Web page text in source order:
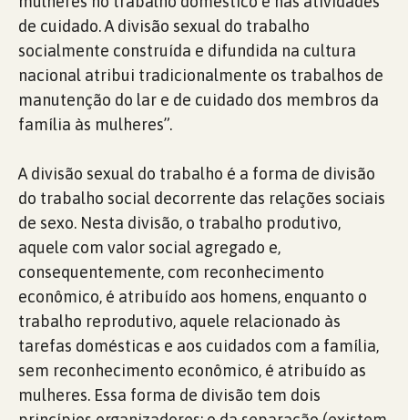
de cuidado. A divisão sexual do trabalho
socialmente construída e difundida na cultura
nacional atribui tradicionalmente os trabalhos de
manutenção do lar e de cuidado dos membros da
família às mulheres”.
A divisão sexual do trabalho é a forma de divisão
do trabalho social decorrente das relações sociais
de sexo. Nesta divisão, o trabalho produtivo,
aquele com valor social agregado e,
consequentemente, com reconhecimento
econômico, é atribuído aos homens, enquanto o
trabalho reprodutivo, aquele relacionado às
tarefas domésticas e aos cuidados com a família,
sem reconhecimento econômico, é atribuído as
mulheres. Essa forma de divisão tem dois